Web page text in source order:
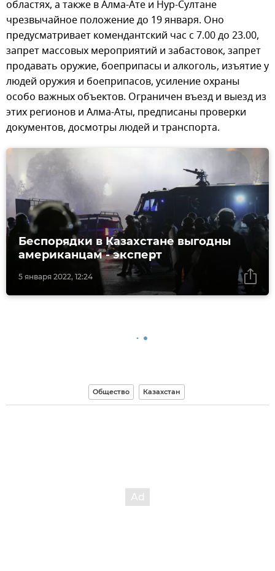
областях, а также в Алма-Ате и Нур-Султане
чрезвычайное положение до 19 января. Оно
предусматривает комендантский час с 7.00 до 23.00,
запрет массовых мероприятий и забастовок, запрет
продавать оружие, боеприпасы и алкоголь, изъятие у
людей оружия и боеприпасов, усиление охраны
особо важных объектов. Ограничен въезд и выезд из
этих регионов и Алма-Аты, предписаны проверки
документов, досмотры людей и транспорта.
5 января 2022, 12:24
Беспорядки в Казахстане выгодны
американцам - эксперт
Общество Казахстан